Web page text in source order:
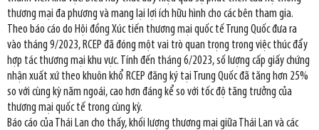
thương mại đa phương và mang lại lợi ích hữu hình cho các bên tham gia.
Theo báo cáo do Hội đồng Xúc tiến thương mại quốc tế Trung Quốc đưa ra
vào tháng 9/2023, RCEP đã đóng một vai trò quan trọng trong việc thúc đẩy
hợp tác thương mại khu vực. Tính đến tháng 6/2023, số lượng cấp giấy chứng
nhận xuất xứ theo khuôn khổ RCEP đăng ký tại Trung Quốc đã tăng hơn 25%
so với cùng kỳ năm ngoái, cao hơn đáng kể so với tốc độ tăng trưởng của
thương mại quốc tế trong cùng kỳ.
Báo cáo của Thái Lan cho thấy, khối lượng thương mại giữa Thái Lan và các